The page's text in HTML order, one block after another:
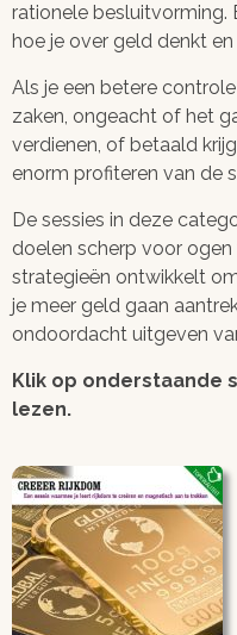
rationele besluitvorming.
hoe je over geld denkt
Als je een betere
zaken, ongeacht of het
verdienen, of betaald
enorm profiteren van de
De sessies in deze
doelen scherp voor ogen
strategieën ontwikkelt
je meer geld gaan
ondoordacht uitgeven
Klik op onderstaande
lezen.